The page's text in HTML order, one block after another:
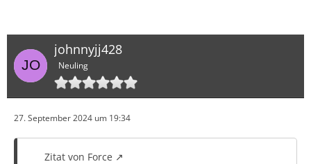
johnnyjj428
Neuling
27. September 2024 um 19:34
Zitat von Force